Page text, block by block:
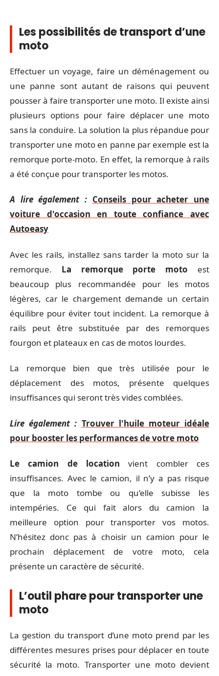
Les possibilités de transport d’une
moto
Effectuer un voyage, faire un déménagement ou
une panne sont autant de raisons qui peuvent
pousser à faire transporter une moto. Il existe ainsi
plusieurs options pour faire déplacer une moto
sans la conduire. La solution la plus répandue pour
transporter une moto en panne par exemple est la
remorque porte-moto. En effet, la remorque à rails
a été conçue pour transporter les motos.
A lire également : Conseils pour acheter une
voiture d'occasion en toute confiance avec
Autoeasy
Avec les rails, installez sans tarder la moto sur la
remorque. La remorque porte moto est
beaucoup plus recommandée pour les motos
légères, car le chargement demande un certain
équilibre pour éviter tout incident. La remorque à
rails peut être substituée par des remorques
fourgon et plateaux en cas de motos lourdes.
La remorque bien que très utilisée pour le
déplacement des motos, présente quelques
insuffisances qui seront très vides comblées.
Lire également : Trouver l'huile moteur idéale
pour booster les performances de votre moto
Le camion de location vient combler ces
insuffisances. Avec le camion, il n’y a pas risque
que la moto tombe ou qu’elle subisse les
intempéries. Ce qui fait alors du camion la
meilleure option pour transporter vos motos.
N’hésitez donc pas à choisir un camion pour le
prochain déplacement de votre moto, cela
présente un caractère de sécurité.
L’outil phare pour transporter une
moto
La gestion du transport d’une moto prend par les
différentes mesures prises pour déplacer en toute
sécurité la moto. Transporter une moto devient